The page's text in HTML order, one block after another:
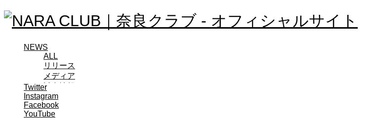
NEWS
ALL
リリース
メディア
試合情報
グッズ
ファンコミュニティ
普及・育成
Twitter
Instagram
Facebook
YouTube